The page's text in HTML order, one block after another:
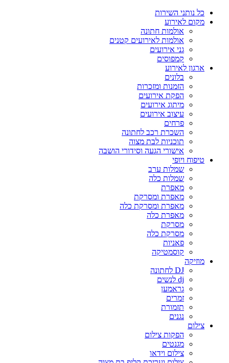
כל נותני השירות
מקום לאירוע
אולמות חתונה
אולמות לאירועים קטנים
גני אירועים
קמפוסים
ארגון לאירוע
בלונים
הזמנות ומזכרות
הפקת אירועים
מיתוג אירועים
עיצוב אירועים
פרחים
השכרת רכב לחתונה
תוכניות לבת מצוה
אישורי הגעה וסידורי הושבה
טיפוח ויופי
שמלות ערב
שמלות כלה
מאפרת
מאפרת ומסרקת
מאפרת ומסרקת כלה
מאפרת כלה
מסרקת
מסרקת כלה
פאניות
קוסמטיקה
מוזיקה
DJ לחתונה
dj לנשים
גראמען
זמרים
תזמורת
נגנים
צילום
הפקות צילום
מגנטים
צילום וידאו